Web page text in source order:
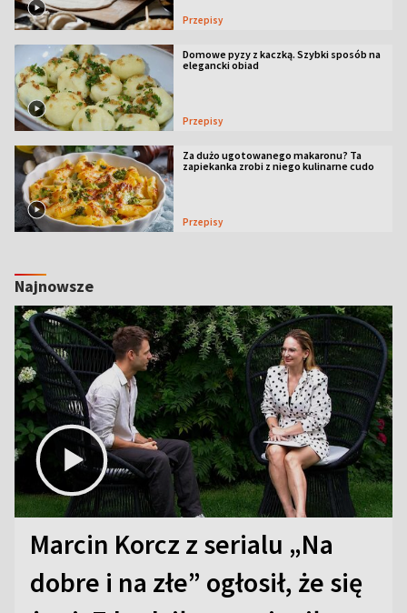
Przepisy
Domowe pyzy z kaczką. Szybki sposób na
elegancki obiad
Przepisy
Za dużo ugotowanego makaronu? Ta
zapiekanka zrobi z niego kulinarne cudo
Przepisy
Najnowsze
Marcin Korcz z serialu „Na
dobre i na złe” ogłosił, że się